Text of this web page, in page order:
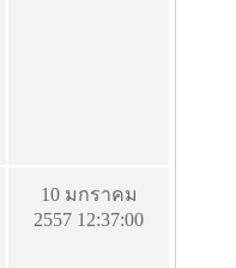
10 มกราคม
2557 12:37:00